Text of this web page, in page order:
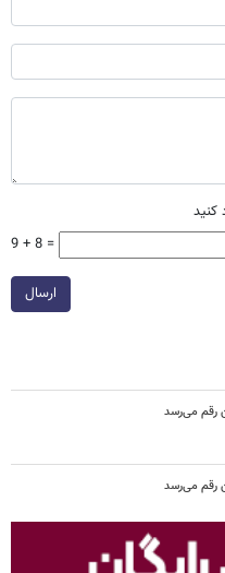
کنید
9 + 8 =
ارسال
رقم می‌رسد
رقم می‌رسد